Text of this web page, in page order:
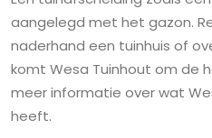
aangelegd met het gazon.
naderhand een tuinhuis of
komt Wesa Tuinhout om de
meer informatie over wat
heeft.